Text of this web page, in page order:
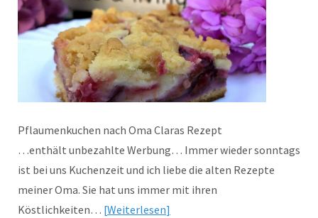
Pflaumenkuchen nach Oma Claras Rezept
…enthält unbezahlte Werbung… Immer wieder sonntags
ist bei uns Kuchenzeit und ich liebe die alten Rezepte
meiner Oma. Sie hat uns immer mit ihren
Köstlichkeiten… Weiterlesen